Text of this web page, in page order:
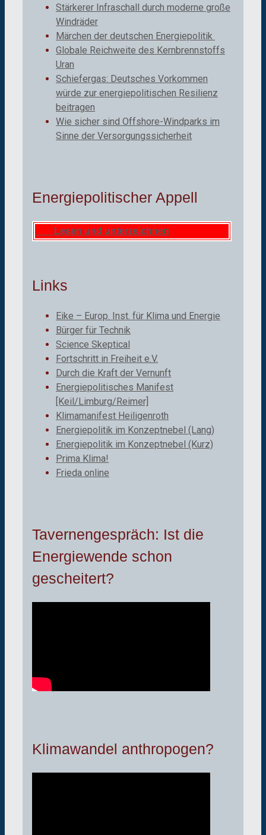
Stärkerer Infraschall durch moderne große
Windräder
Märchen der deutschen Energiepolitik
Globale Reichweite des Kernbrennstoffs
Uran
Schiefergas: Deutsches Vorkommen
würde zur energiepolitischen Resilienz
beitragen
Wie sicher sind Offshore-Windparks im
Sinne der Versorgungssicherheit
Energiepolitischer Appell
Lesen und unterzeichnen
Links
Eike – Europ. Inst. für Klima und Energie
Bürger für Technik
Science Skeptical
Fortschritt in Freiheit e.V.
Durch die Kraft der Vernunft
Energiepolitisches Manifest
[Keil/Limburg/Reimer]
Klimamanifest Heiligenroth
Energiepolitik im Konzeptnebel (Lang)
Energiepolitik im Konzeptnebel (Kurz)
Prima Klima!
Frieda online
Tavernengespräch: Ist die
Energiewende schon
gescheitert?
Klimawandel anthropogen?